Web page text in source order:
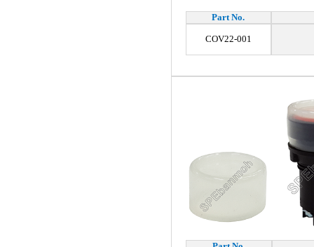
Part No.
COV22-001